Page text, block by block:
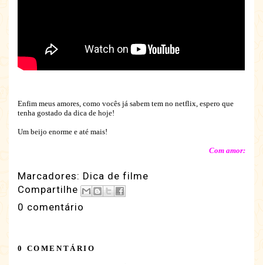
Enfim meus amores, como vocês já sabem tem no netflix, espero que
tenha gostado da dica de hoje!
Um beijo enorme e até mais!
Com amor:
Marcadores: Dica de filme
Compartilhe
0 comentário
0 COMENTÁRIO